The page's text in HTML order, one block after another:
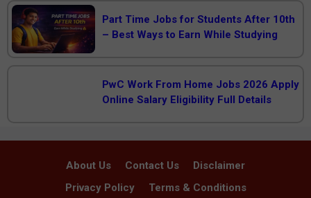
Part Time Jobs for Students After 10th
– Best Ways to Earn While Studying
PwC Work From Home Jobs 2026 Apply
Online Salary Eligibility Full Details
About Us Contact Us
Disclaimer
Privacy Policy
Terms & Conditions